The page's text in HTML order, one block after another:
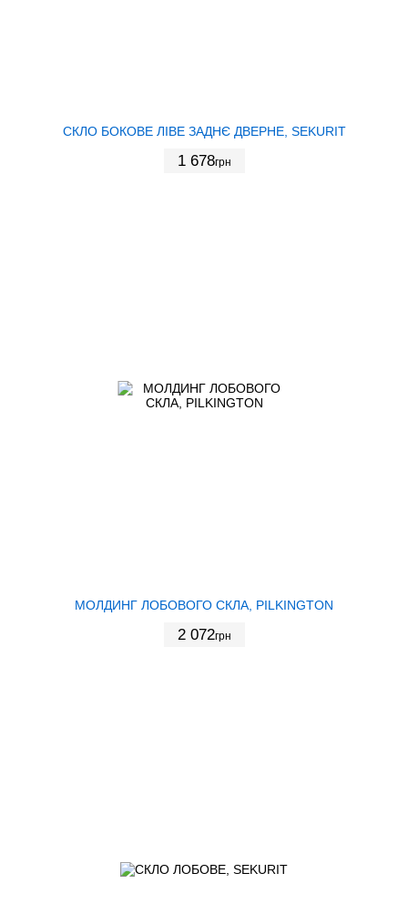
СКЛО БОКОВЕ ЛІВЕ ЗАДНЄ ДВЕРНЕ, SEKURIT
1 678грн
МОЛДИНГ ЛОБОВОГО СКЛА, PILKINGTON
2 072грн